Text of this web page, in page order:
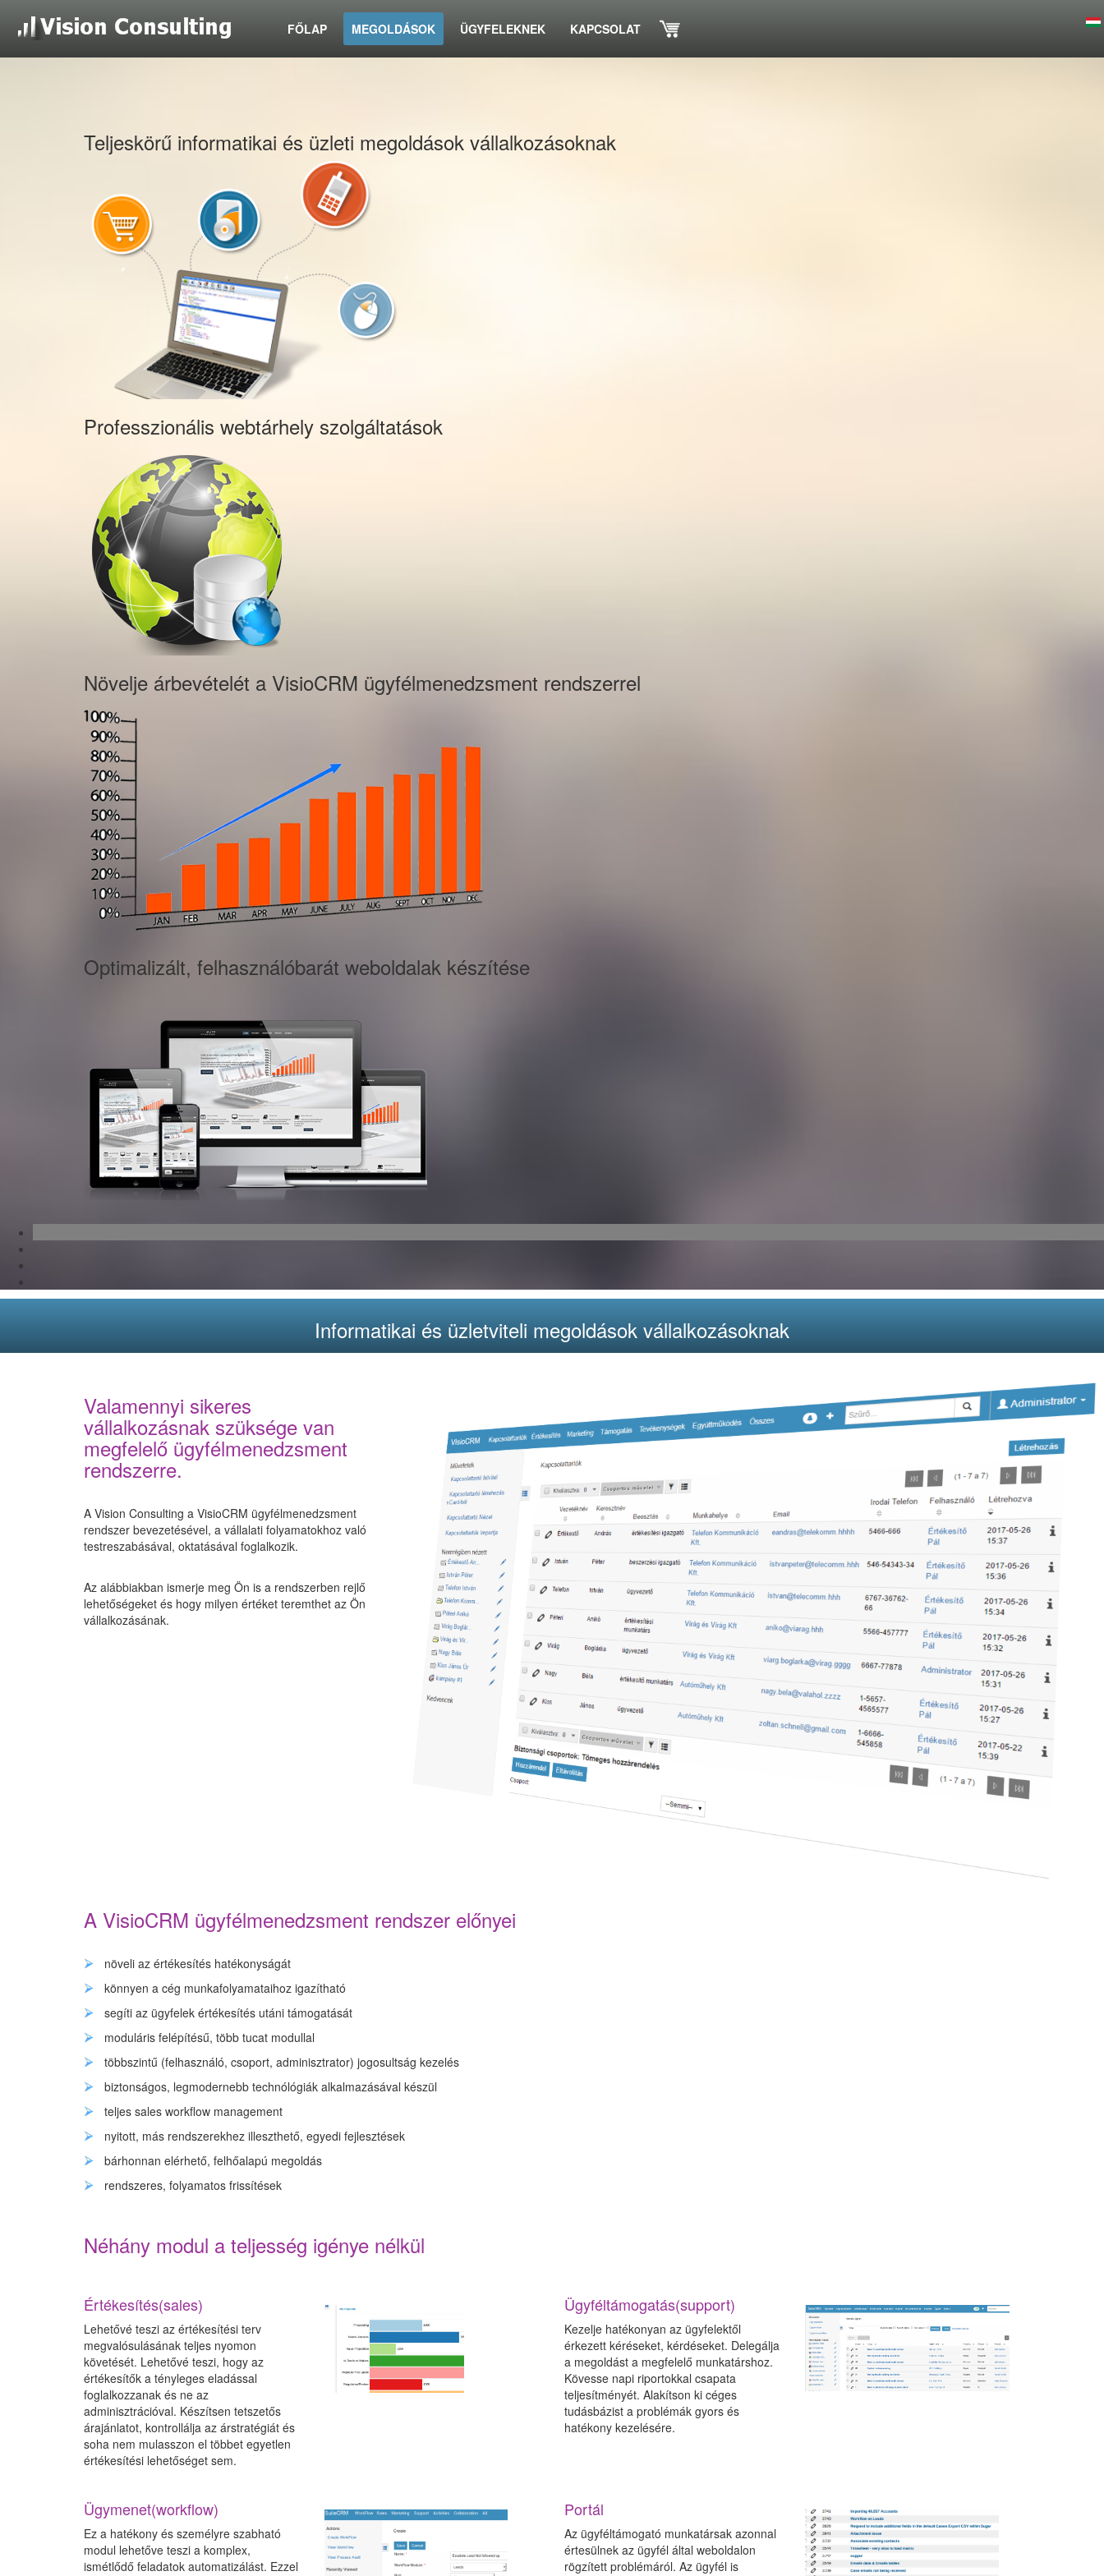
FŐLAP MEGOLDÁSOK ÜGYFELEKNEK KAPCSOLAT
Teljeskörű informatikai és üzleti megoldások vállalkozásoknak
Professzionális webtárhely szolgáltatások
Növelje árbevételét a VisioCRM ügyfélmenedzsment rendszerrel
Optimalizált, felhasználóbarát weboldalak készítése
Informatikai és üzletviteli megoldások vállalkozásoknak
Valamennyi sikeres
vállalkozásnak szüksége van
megfelelő ügyfélmenedzsment
rendszerre.
A Vision Consulting a VisioCRM ügyfélmenedzsment
rendszer bevezetésével, a vállalati folyamatokhoz való
testreszabásával, oktatásával foglalkozik.
Az alábbiakban ismerje meg Ön is a rendszerben rejlő
lehetőségeket és hogy milyen értéket teremthet az Ön
vállalkozásának.
A VisioCRM ügyfélmenedzsment rendszer előnyei
növeli az értékesítés hatékonyságát
könnyen a cég munkafolyamataihoz igazítható
segíti az ügyfelek értékesítés utáni támogatását
moduláris felépítésű, több tucat modullal
többszintű (felhasználó, csoport, adminisztrator) jogosultság kezelés
biztonságos, legmodernebb technólógiák alkalmazásával készül
teljes sales workflow management
nyitott, más rendszerekhez illeszthető, egyedi fejlesztések
bárhonnan elérhető, felhőalapú megoldás
rendszeres, folyamatos frissítések
Néhány modul a teljesség igénye nélkül
Értékesítés(sales)
Lehetővé teszi az értékesítési terv
megvalósulásának teljes nyomon
követését. Lehetővé teszi, hogy az
értékesítők a tényleges eladással
foglalkozzanak és ne az
adminisztrációval. Készítsen tetszetős
árajánlatot, kontrollálja az árstratégiát és
soha nem mulasszon el többet egyetlen
értékesítési lehetőséget sem.
Ügyféltámogatás(support)
Kezelje hatékonyan az ügyfelektől
érkezett kéréseket, kérdéseket. Delegálja
a megoldást a megfelelő munkatárshoz.
Kövesse napi riportokkal csapata
teljesítményét. Alakítson ki céges
tudásbázist a problémák gyors és
hatékony kezelésére.
Ügymenet(workflow)
Ez a hatékony és személyre szabható
modul lehetőve teszi a komplex,
ismétlődő feladatok automatizálást. Ezzel
Portál
Az ügyféltámogató munkatársak azonnal
értesülnek az ügyfél által weboldalon
rögzített problémáról. Az ügyfél is